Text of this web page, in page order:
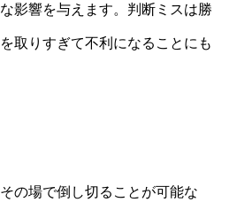
影響を与えます。判断ミスは勝
取りすぎて不利になることにも
の場で倒し切ることが可能な